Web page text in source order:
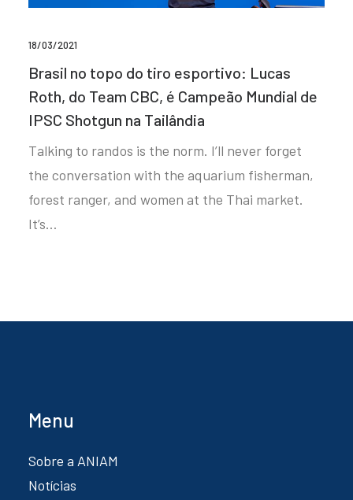
18/03/2021
Brasil no topo do tiro esportivo: Lucas
Roth, do Team CBC, é Campeão Mundial de
IPSC Shotgun na Tailândia
Talking to randos is the norm. I’ll never forget
the conversation with the aquarium fisherman,
forest ranger, and women at the Thai market.
It’s…
Menu
Sobre a ANIAM
Notícias